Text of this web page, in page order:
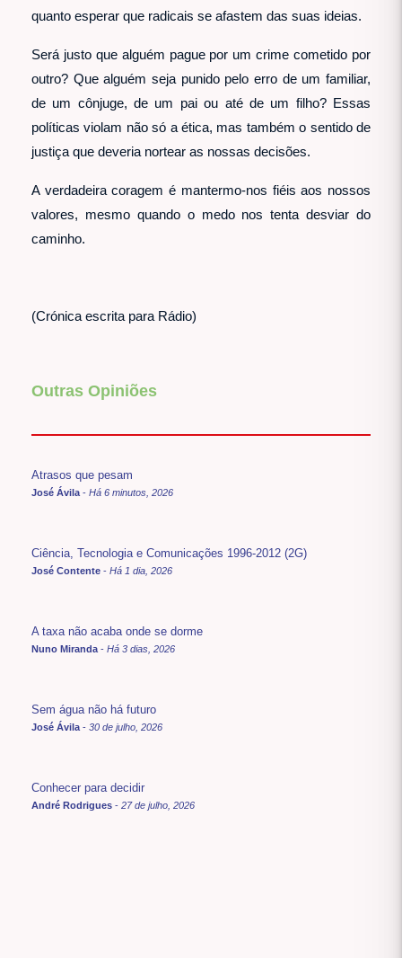
quanto esperar que radicais se afastem das suas ideias.
Será justo que alguém pague por um crime cometido por
outro? Que alguém seja punido pelo erro de um familiar,
de um cônjuge, de um pai ou até de um filho? Essas
políticas violam não só a ética, mas também o sentido de
justiça que deveria nortear as nossas decisões.
A verdadeira coragem é mantermo-nos fiéis aos nossos
valores, mesmo quando o medo nos tenta desviar do
caminho.
(Crónica escrita para Rádio)
Outras Opiniões
Atrasos que pesam
José Ávila - Há 6 minutos, 2026
Ciência, Tecnologia e Comunicações 1996-2012 (2G)
José Contente - Há 1 dia, 2026
A taxa não acaba onde se dorme
Nuno Miranda - Há 3 dias, 2026
Sem água não há futuro
José Ávila - 30 de julho, 2026
Conhecer para decidir
André Rodrigues - 27 de julho, 2026